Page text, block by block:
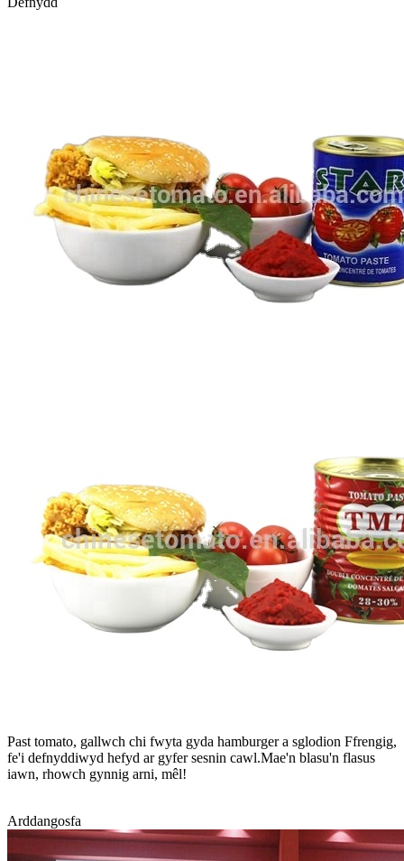
Past tomato, gallwch chi fwyta gyda hamburger a sglodion Ffrengig,
fe'i defnyddiwyd hefyd ar gyfer sesnin cawl.Mae'n blasu'n flasus
iawn, rhowch gynnig arni, mêl!
Arddangosfa